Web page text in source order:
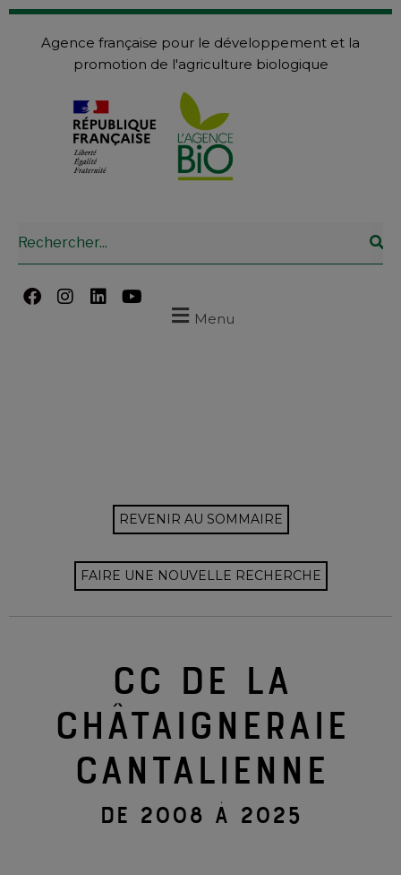
Agence française pour le développement et la
promotion de l'agriculture biologique
Menu
REVENIR AU SOMMAIRE
FAIRE UNE NOUVELLE RECHERCHE
CC DE LA
CHÂTAIGNERAIE
CANTALIENNE
DE 2008 À 2025